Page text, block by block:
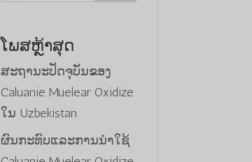
ໂພສຫຼ້າສຸດ
ສະຖານະປັດຈຸບັນຂອງ
Caluanie Muelear Oxidize
ໃນ Uzbekistan
ຜົນກະທົບແລະການນໍາໃຊ້